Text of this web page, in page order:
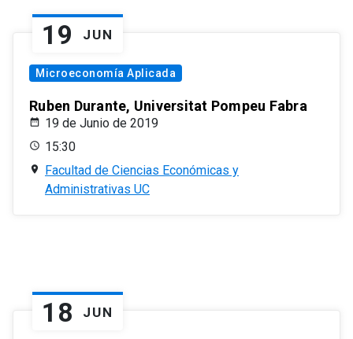
19 JUN
Microeconomía Aplicada
Ruben Durante, Universitat Pompeu Fabra
19 de Junio de 2019
15:30
Facultad de Ciencias Económicas y
Administrativas UC
18 JUN